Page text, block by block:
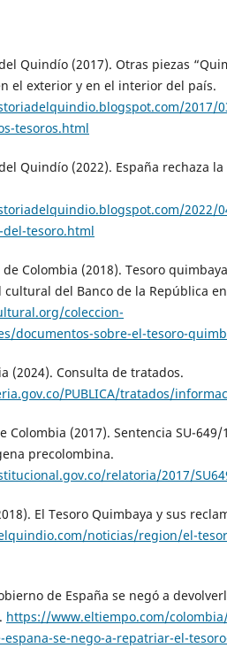
Quindío (2017). Otras piezas
el exterior y en el interior del país.
2017/
tesoros.html
Quindío (2022). España rechaza
2022/
del-tesoro.html
Colombia (2018). Tesoro
del Banco de la República
coleccion-
documentos-sobre-el-tesoro-
(2024). Consulta de tratados.
PUBLICA/tratados/
Colombia (2017). Sentencia SU-649/
precolombina.
relatoria/2017/
El Tesoro Quimbaya y sus
noticias/region/el-
de España se negó a
https://www.eltiempo.com/
se-nego-a-repatriar-el-